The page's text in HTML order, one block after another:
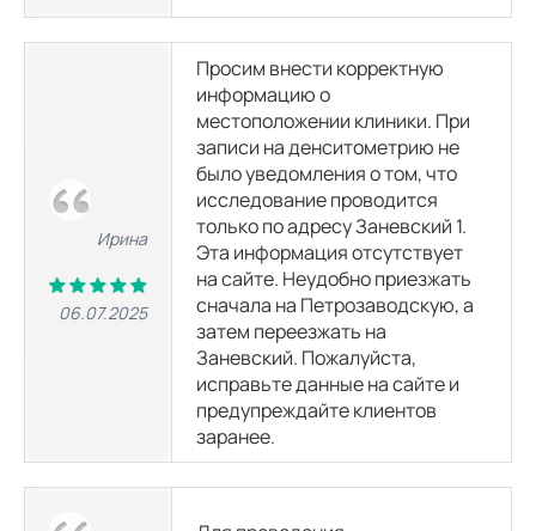
8000р.
3100р.
КТ почек
МРТ головы
4300р.
Ирина
06.07.2025
Просим внести корректную
информацию о
местоположении клиники. При
записи на денситометрию не
было уведомления о том, что
исследование проводится
только по адресу Заневский 1.
Эта информация отсутствует
на сайте. Неудобно приезжать
сначала на Петрозаводскую, а
затем переезжать на
Заневский. Пожалуйста,
исправьте данные на сайте и
предупреждайте клиентов
заранее.